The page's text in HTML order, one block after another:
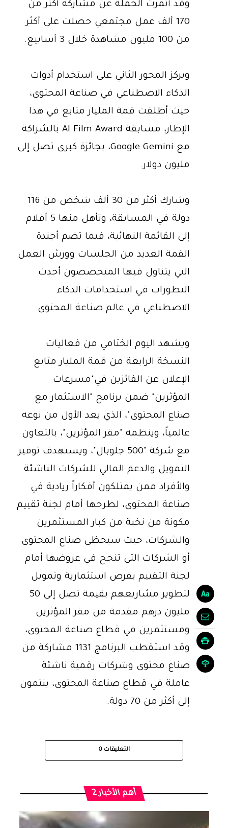
وقد أثمرت الحملة عن مشاركة أكثر من
170 ألف عمل مجتمعي حصلت على أكثر
من 100 مليون مشاهدة خلال 3 أسابيع.
ويركز المحور الثاني على استخدام أدوات
الذكاء الاصطناعي في صناعة المحتوى،
حيث أطلقت قمة المليار متابع في هذا
الإطار، مسابقة AI Film Award بالشراكة
مع Google Gemini، بجائزة كبرى تصل إلى
مليون دولار.
وشارك أكثر من 30 ألف شخص من 116
دولة في المسابقة، وتأهل منها 5 أفلام
إلى القائمة النهائية، فيما تضم أجندة
القمة العديد من الجلسات وورش العمل
التي يتناول فيها المتخصصون أحدث
التطورات في استخدامات الذكاء
الاصطناعي في عالم صناعة المحتوى.
ويشهد اليوم الختامي من فعاليات
النسخة الرابعة من قمة المليار متابع
الإعلان عن الفائزين في"مسرعات
المؤثرين" ضمن برنامج "الاستثمار مع
صناع المحتوى"، الذي يعد الأول من نوعه
عالمياً، وينظمه "مقر المؤثرين"، بالتعاون
مع شركة "500 جلوبال"، ويستهدف توفير
التمويل والدعم المالي للشركات الناشئة
والأفراد ممن يمتلكون أفكاراً ريادية في
صناعة المحتوى، لطرحها أمام لجنة تقييم
مكونة من نخبة من كبار المستثمرين
والشركات، حيث سيحظى صناع المحتوى
أو الشركات التي تنجح في عروضها أمام
لجنة التقييم بفرص استثمارية وتمويل
لتطوير مشاريعهم بقيمة تصل إلى 50
مليون درهم مقدمة من مقر المؤثرين
ومستثمرين في قطاع صناعة المحتوى،
وقد استقطب البرنامج 1131 مشاركة من
صناع محتوى وشركات رقمية ناشئة
عاملة في قطاع صناعة المحتوى، ينتمون
إلى أكثر من 70 دولة.
التعليقات 0
أهم الأخبار 2